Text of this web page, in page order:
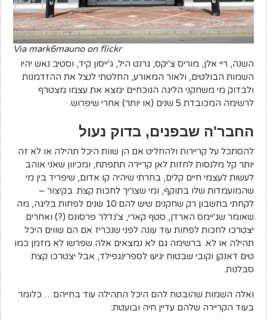
Via mark6mauno on flickr
השנה, ריי אלן, מוריס צ'יקס, גרנט היל, ג'ייסון קיד, וסטיב נאש יהיו
השמות הבולטים, ולאור המאורע, החלטתי לנצל את ההזדמנות
ולבדוק מי משחקני הליגה הנוכחיים ימצא את עצמו מצטרף
לרשימה המכובדת 5 שנים (או יותר) אחרי שיפרוש.
החבר'ה שבפנים, בדוק נעול
להסתכל על קריירות ולהחליט אם הן שוות היכל תהילה או לא זה
יותר קל מלנסות לחזות לאן קריירה תתפתח, ומכיוון שאני אוהב
לעשות לעצמי חיים קלים, בחרתי שיהיה קו אדום, שיפריד בין מי
שהמועמדות שלו בתוקף, ומי שצריך לחכות קצת. בקיצור –
לקחתי בחשבון רק שחקנים שיש להם 10 שנים לפחות בליגה, מה
שאומר שג'יימס הארדן, סטף קארי, צ'נדלר פרסונס (?) ואחרים
יצטרכו לחכות לפחות עוד עונה לפני שנכריז אם הם שווים היכל
תהילה או לא. ברשימה גם לא נמצאים אלה שפרשו לא מזמן כמו
טים דאנקן וקובי שבטוח יגיעו לספרינגפילד, אבל יצטרכו קצת
סבלנות.
ואלה השמות שהובטח להם היכל התהילה עוד בחייהם… כלומר
בעוד הקריירה שלהם עדיין חיה ובועטת: